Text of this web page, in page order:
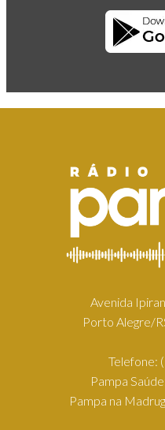
Avenida
Porto Alegre/
Telefone:
Pampa
Pampa na